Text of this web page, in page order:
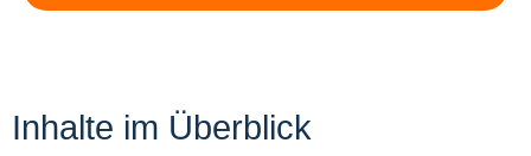
Inhalte im Überblick